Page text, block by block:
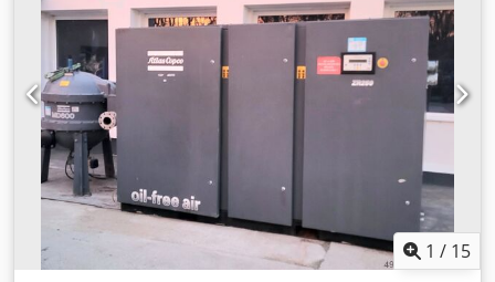
1 / 15